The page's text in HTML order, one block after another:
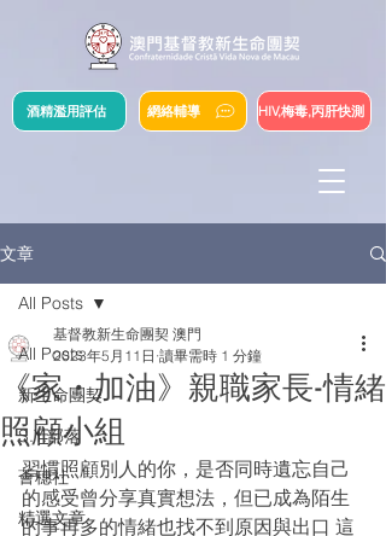
網絡輔導
酒精濫用評估 HIV,梅毒,丙肝快測
文章
All Posts
新生命團契
S.Y.部落
薈穗社
精選文章
All Posts
《家・加油》親職家長-情緒
照顧小組
基督教新生命團契 澳門
2023年5月11日 讀畢需時 1 分鐘
習慣照顧別人的你，是否同時遺忘自己
的感受曾分享真實想法，但已成為陌生
的事再多的情緒也找不到原因與出口 這